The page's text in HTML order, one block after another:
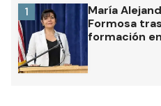
María
Formosa
formación
1